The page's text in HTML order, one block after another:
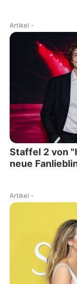
Artikel -
Staffel 2 von
neue
Artikel -